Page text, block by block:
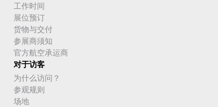
工作时间
展位预订
货物与交付
参展商须知
官方航空承运商
对于访客
为什么访问？
参观规则
场地